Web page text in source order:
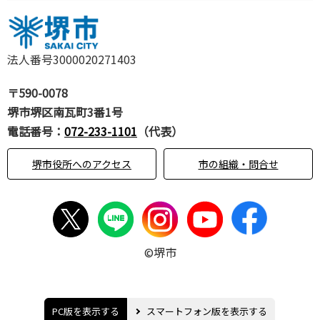
法人番号3000020271403
〒590-0078
堺市堺区南瓦町3番1号
電話番号： 072-233-1101 （代表）
堺市役所へのアクセス 市の組織・問合せ
©堺市
PC版を表示する スマートフォン版を表示する